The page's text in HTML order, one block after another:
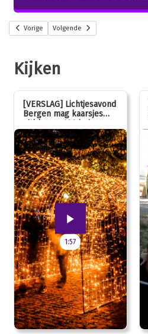
Vorige Volgende
Kijken
[VERSLAG] Lichtjesavond
Bergen mag kaarsjes
uitblazen: 100 jarig
jubileum!
1:57